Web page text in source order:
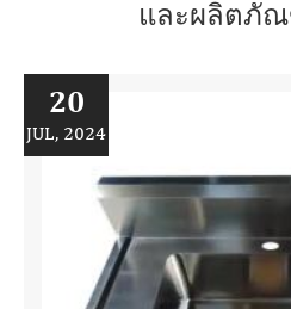
และผลิตภั
20
JUL, 2024